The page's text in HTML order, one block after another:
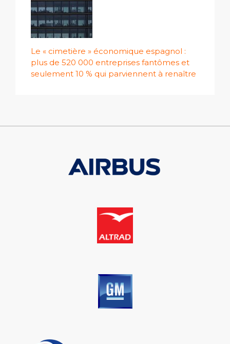
Le « cimetière » économique espagnol :
plus de 520 000 entreprises fantômes et
seulement 10 % qui parviennent à renaître